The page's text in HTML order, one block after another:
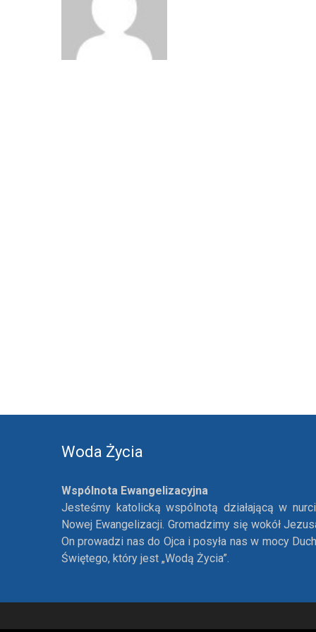
Woda Życia
Wspólnota Ewangelizacyjna
Jesteśmy katolicką wspólnotą działającą w
Nowej Ewangelizacji. Gromadzimy się wokół
On prowadzi nas do Ojca i posyła nas w mocy
Świętego, który jest „Wodą Życia”.